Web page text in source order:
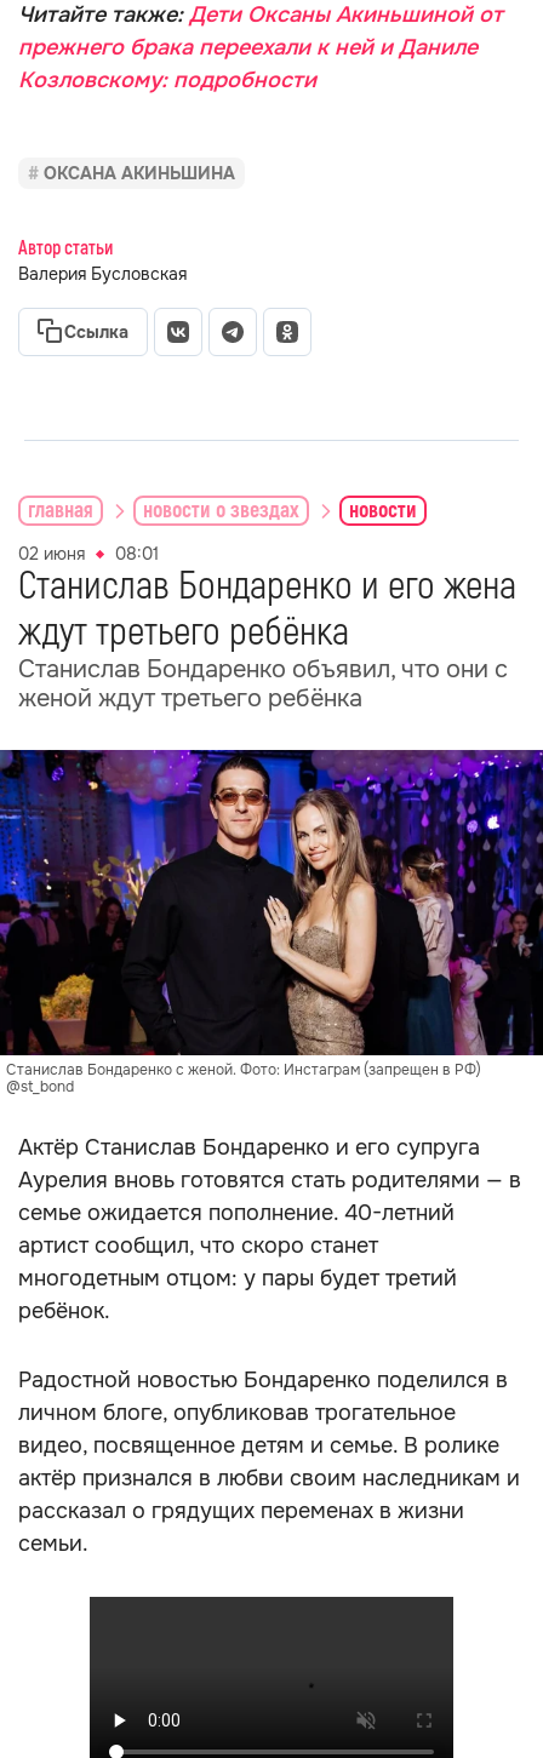
Читайте также:Дети Оксаны Акиньшиной от
прежнего брака переехали к ней и Даниле
Козловскому: подробности
ОКСАНА АКИНЬШИНА
Автор статьи
Валерия Бусловская
Ссылка
главная новости о звездах новости
02 июня 08:01
Станислав Бондаренко и его жена
ждут третьего ребёнка
Станислав Бондаренко объявил, что они с
женой ждут третьего ребёнка
Станислав Бондаренко с женой. Фото: Инстаграм (запрещен в РФ)
@st_bond
Актёр Станислав Бондаренко и его супруга
Аурелия вновь готовятся стать родителями — в
семье ожидается пополнение. 40-летний
артист сообщил, что скоро станет
многодетным отцом: у пары будет третий
ребёнок.
Радостной новостью Бондаренко поделился в
личном блоге, опубликовав трогательное
видео, посвященное детям и семье. В ролике
актёр признался в любви своим наследникам и
рассказал о грядущих переменах в жизни
семьи.